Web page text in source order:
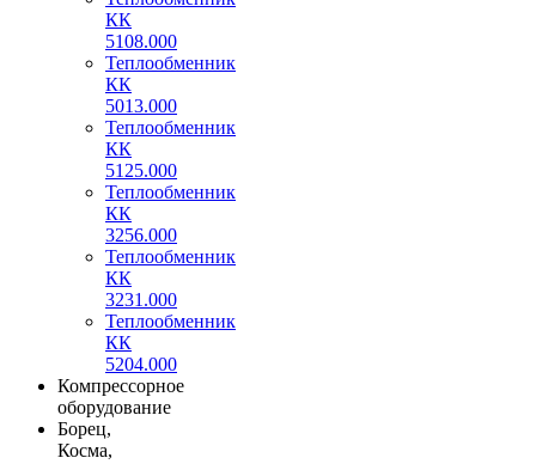
КК
5108.000
Теплообменник
КК
5013.000
Теплообменник
КК
5125.000
Теплообменник
КК
3256.000
Теплообменник
КК
3231.000
Теплообменник
КК
5204.000
Компрессорное
оборудование
Борец,
Косма,